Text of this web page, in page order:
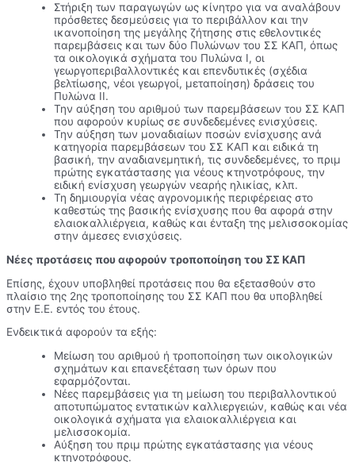
Στήριξη των παραγωγών ως κίνητρο για να αναλάβουν
πρόσθετες δεσµεύσεις για το περιβάλλον και την
ικανοποίηση της µεγάλης ζήτησης στις εθελοντικές
παρεµβάσεις και των δύο Πυλώνων του ΣΣ ΚΑΠ, όπως
τα οικολογικά σχήµατα του Πυλώνα Ι, οι
γεωργοπεριβαλλοντικές και επενδυτικές (σχέδια
βελτίωσης, νέοι γεωργοί, µεταποίηση) δράσεις του
Πυλώνα ΙΙ.
Την αύξηση του αριθµού των παρεµβάσεων του ΣΣ ΚΑΠ
που αφορούν κυρίως σε συνδεδεµένες ενισχύσεις.
Την αύξηση των µοναδιαίων ποσών ενίσχυσης ανά
κατηγορία παρεµβάσεων του ΣΣ ΚΑΠ και ειδικά τη
βασική, την αναδιανεµητική, τις συνδεδεµένες, το πριµ
πρώτης εγκατάστασης για νέους κτηνοτρόφους, την
ειδική ενίσχυση γεωργών νεαρής ηλικίας, κλπ.
Τη δηµιουργία νέας αγρονοµικής περιφέρειας στο
καθεστώς της βασικής ενίσχυσης που θα αφορά στην
ελαιοκαλλιέργεια, καθώς και ένταξη της µελισσοκοµίας
στην άµεσες ενισχύσεις.
Νέες προτάσεις που αφορούν τροποποίηση του ΣΣ ΚΑΠ
Επίσης, έχουν υποβληθεί προτάσεις που θα εξετασθούν στο
πλαίσιο της 2ης τροποποίησης του ΣΣ ΚΑΠ που θα υποβληθεί
στην Ε.Ε. εντός του έτους.
Ενδεικτικά αφορούν τα εξής:
Μείωση του αριθµού ή τροποποίηση των οικολογικών
σχηµάτων και επανεξέταση των όρων που
εφαρµόζονται.
Νέες παρεµβάσεις για τη µείωση του περιβαλλοντικού
αποτυπώµατος εντατικών καλλιεργειών, καθώς και νέα
οικολογικά σχήµατα για ελαιοκαλλιέργεια και
µελισσοκοµία.
Αύξηση του πριµ πρώτης εγκατάστασης για νέους
κτηνοτρόφους.